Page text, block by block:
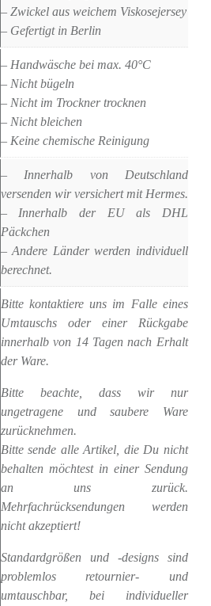
– Zwickel aus weichem Viskosejersey
– Gefertigt in Berlin
– Handwäsche bei max. 40°C
– Nicht bügeln
– Nicht im Trockner trocknen
– Nicht bleichen
– Keine chemische Reinigung
– Innerhalb von Deutschland
versenden wir versichert mit Hermes.
– Innerhalb der EU als DHL
Päckchen
– Andere Länder werden individuell
berechnet.
Bitte kontaktiere uns im Falle eines
Umtauschs oder einer Rückgabe
innerhalb von 14 Tagen nach Erhalt
der Ware.
Bitte beachte, dass wir nur
ungetragene und saubere Ware
zurücknehmen.
Bitte sende alle Artikel, die Du nicht
behalten möchtest in einer Sendung
an uns zurück.
Mehrfachrücksendungen werden
nicht akzeptiert!
Standardgrößen und -designs sind
problemlos retournier- und
umtauschbar, bei individueller